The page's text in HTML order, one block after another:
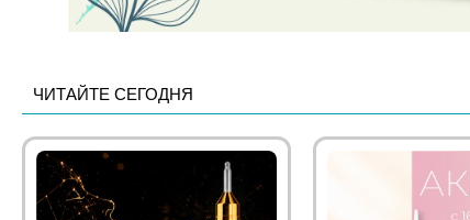
ЧИТАЙТЕ СЕГОДНЯ